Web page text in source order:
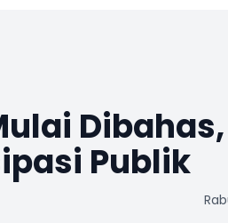
Dibahas,
Publik